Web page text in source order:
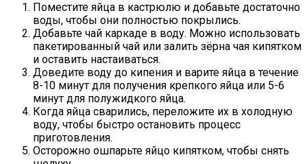
Поместите яйца в кастрюлю и добавьте достаточно
воды, чтобы они полностью покрылись.
Добавьте чай каркаде в воду. Можно использовать
пакетированный чай или залить зёрна чая кипятком
и оставить настаиваться.
Доведите воду до кипения и варите яйца в течение
8-10 минут для получения крепкого яйца или 5-6
минут для полужидкого яйца.
Когда яйца сварились, переложите их в холодную
воду, чтобы быстро остановить процесс
приготовления.
Осторожно ошпарьте яйцо кипятком, чтобы снять